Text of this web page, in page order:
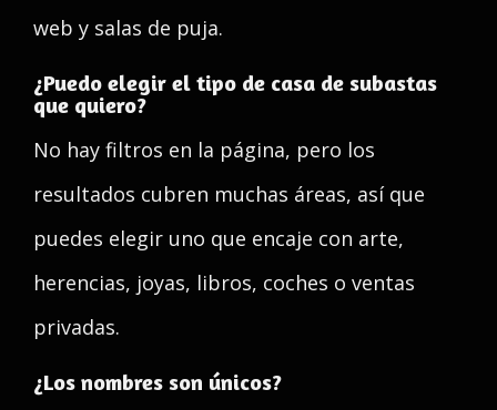
web y salas de puja.
¿Puedo elegir el tipo de casa de subastas
que quiero?
No hay filtros en la página, pero los
resultados cubren muchas áreas, así que
puedes elegir uno que encaje con arte,
herencias, joyas, libros, coches o ventas
privadas.
¿Los nombres son únicos?